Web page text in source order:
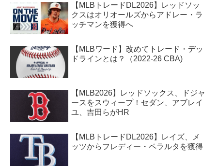
【MLBトレードDL2026】レッドソッ
クスはオリオールズからアドレー・ラ
ッチマンを獲得へ
【MLBワード】改めてトレード・デッ
ドラインとは？（2022-26 CBA)
【MLB2026】レッドソックス、ドジャ
ースをスウィープ！セダン、アブレイ
ユ、吉田らがHR
【MLBトレードDL2026】レイズ、メ
ッツからフレディー・ペラルタを獲得